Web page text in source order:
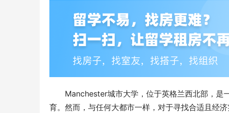
Manchester城市大学，位于英格兰西北部，是
育。然而，与任何大都市一样，对于寻找合适且经